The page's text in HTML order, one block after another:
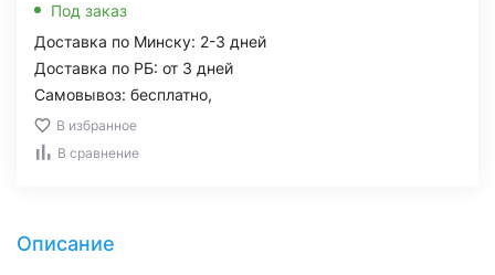
Под заказ
Доставка по Минску: 2-3 дней
Доставка по РБ: от 3 дней
Самовывоз: бесплатно,
В избранное
В сравнение
Описание